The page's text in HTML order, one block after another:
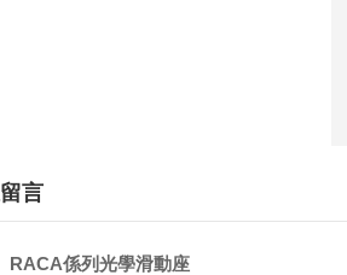
言
RACA係列光學滑動座